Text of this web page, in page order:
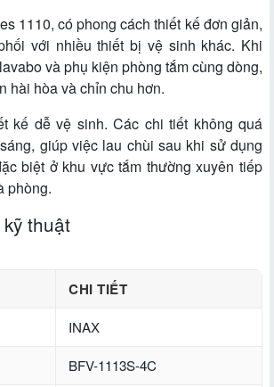
1110, có phong cách thiết kế đơn giản,
với nhiều thiết bị vệ sinh khác. Khi
và phụ kiện phòng tắm cùng dòng,
hài hòa và chỉn chu hơn.
kế dễ vệ sinh. Các chi tiết không quá
giúp việc lau chùi sau khi sử dụng
biệt ở khu vực tắm thường xuyên tiếp
phòng.
thuật
CHI TIẾT
INAX
BFV-1113S-4C